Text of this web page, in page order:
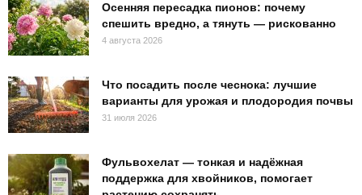
Осенняя пересадка пионов: почему
спешить вредно, а тянуть — рискованно
4 августа 2026
Что посадить после чеснока: лучшие
варианты для урожая и плодородия почвы
31 июля 2026
Фульвохелат — тонкая и надёжная
поддержка для хвойников, помогает